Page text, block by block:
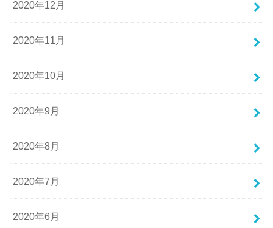
2020年12月
2020年11月
2020年10月
2020年9月
2020年8月
2020年7月
2020年6月